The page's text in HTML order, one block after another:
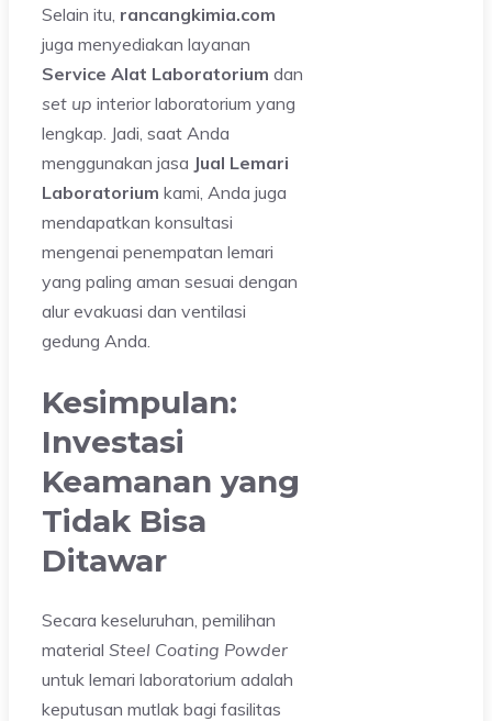
Selain itu, rancangkimia.com
juga menyediakan layanan
Service Alat Laboratorium dan
set up interior laboratorium yang
lengkap. Jadi, saat Anda
menggunakan jasa Jual Lemari
Laboratorium kami, Anda juga
mendapatkan konsultasi
mengenai penempatan lemari
yang paling aman sesuai dengan
alur evakuasi dan ventilasi
gedung Anda.
Kesimpulan:
Investasi
Keamanan yang
Tidak Bisa
Ditawar
Secara keseluruhan, pemilihan
material Steel Coating Powder
untuk lemari laboratorium adalah
keputusan mutlak bagi fasilitas